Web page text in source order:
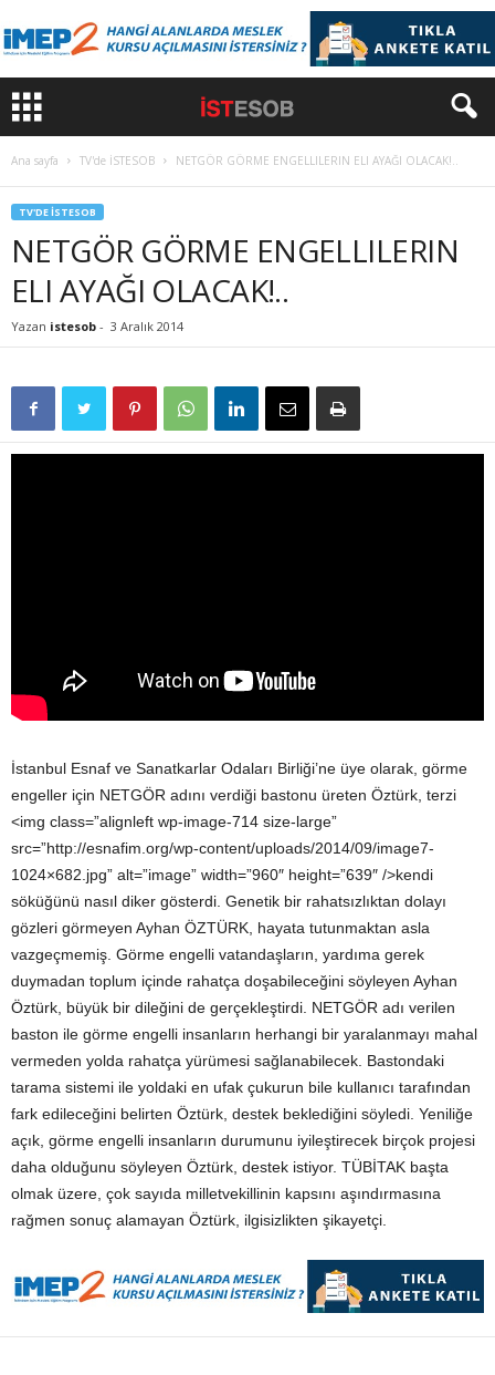
Ana sayfa TV'de İSTESOB NETGÖR GÖRME ENGELLILERIN ELI AYAĞI OLACAK!..
TV'DE İSTESOB
NETGÖR GÖRME ENGELLILERIN
ELI AYAĞI OLACAK!..
Yazan istesob - 3 Aralık 2014
İstanbul Esnaf ve Sanatkarlar Odaları Birliği’ne üye olarak, görme
engeller için NETGÖR adını verdiği bastonu üreten Öztürk, terzi
<img class=”alignleft wp-image-714 size-large”
src=”http://esnafim.org/wp-content/uploads/2014/09/image7-
1024×682.jpg” alt=”image” width=”960″ height=”639″ />kendi
söküğünü nasıl diker gösterdi. Genetik bir rahatsızlıktan dolayı
gözleri görmeyen Ayhan ÖZTÜRK, hayata tutunmaktan asla
vazgeçmemiş. Görme engelli vatandaşların, yardıma gerek
duymadan toplum içinde rahatça doşabileceğini söyleyen Ayhan
Öztürk, büyük bir dileğini de gerçekleştirdi. NETGÖR adı verilen
baston ile görme engelli insanların herhangi bir yaralanmayı mahal
vermeden yolda rahatça yürümesi sağlanabilecek. Bastondaki
tarama sistemi ile yoldaki en ufak çukurun bile kullanıcı tarafından
fark edileceğini belirten Öztürk, destek beklediğini söyledi. Yeniliğe
açık, görme engelli insanların durumunu iyileştirecek birçok projesi
daha olduğunu söyleyen Öztürk, destek istiyor. TÜBİTAK başta
olmak üzere, çok sayıda milletvekillinin kapsını aşındırmasına
rağmen sonuç alamayan Öztürk, ilgisizlikten şikayetçi.